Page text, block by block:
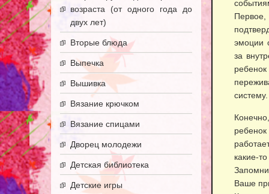
эмоции
за
систему.
какие-
Ваше
возраста (от одного года до
двух лет)
Вторые блюда
Выпечка
Вышивка
Вязание крючком
Вязание спицами
Дворец молодежи
Детская библиотека
Детские игры